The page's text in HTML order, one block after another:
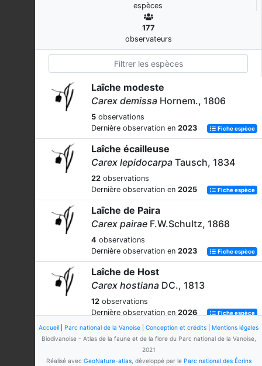
espèces
177
observateurs
Laîche modeste
Carex demissa Hornem., 1806
5 observations
Dernière observation en 2023 Fiche espèce
Laîche écailleuse
Carex lepidocarpa Tausch, 1834
22 observations
Dernière observation en 2025 Fiche espèce
Laîche de Paira
Carex pairae F.W.Schultz, 1868
4 observations
Dernière observation en 2023 Fiche espèce
Laîche de Host
Carex hostiana DC., 1813
12 observations
Dernière observation en 2026 Fiche espèce
Laîche des bruyères
Carex ericetorum
23observations
Accueil Parc national de la Vanoise Conception et crédits
Mentions légales
Biodivanoise - Atlas de la faune et de la flore du Parc national de la Vanoise,
2021
Réalisé avec GeoNature-atlas, développé par le Parc national des Écrins